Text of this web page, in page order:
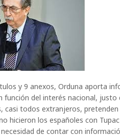
y 9 anexos, Orduna aporta
función del interés nacional,
casi todos extranjeros,
hicieron los españoles con
de contar con